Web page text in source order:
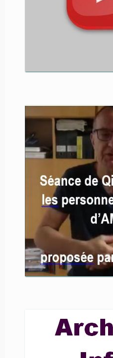
la
Pour vous inscrire
mercredi ,
avec si possible «
objet, à l’adresse
Envie de
newsletters
reçues par mail